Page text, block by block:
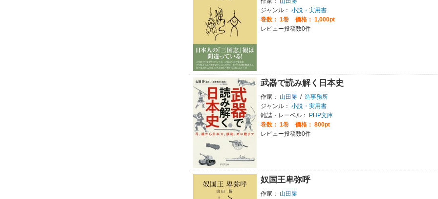
ジャンル： 小説・実用書
巻数： 1巻
価格： 1,000pt
レビュー投稿数0件
武器で読み解く日本史
作家： 山田勝 / 造事務所
ジャンル： 小説・実用書
雑誌・レーベル：
PHP文庫
巻数： 1巻
価格： 800pt
レビュー投稿数0件
奴国王卑弥呼
作家：
山田勝